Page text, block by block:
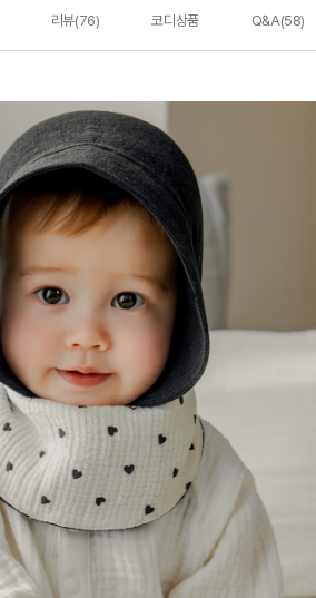
리뷰(76) 코디상품 Q&A(58)